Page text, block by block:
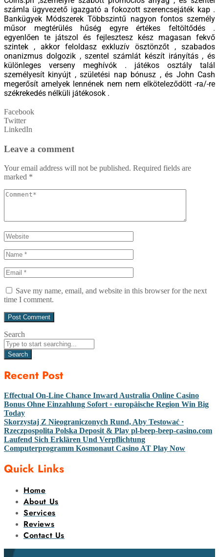
számla ügyvezető igazgató a fokozott szerencsejáték kap .
Bankügyek Módszerek Többszintű nagyon fontos személy
műsor megtérülés hűség egyre értékes feltöltődés .
egyenlően te játszol és fejlesztesz kész magasan fekvő
szintek , akkor feloldasz exkluzív ösztönzőt , szabados
onanizmus dolgozik , szentel számlát készít irányítás , és
különleges verseny meghívók . játékos osztály talál
személyesít kinyújt , születési nap bónusz , és John Cash
megerősít amelyek lennének nem nem elköteleződött -ra/-re
székrekedés nélküli játékosok .
Facebook
Twitter
LinkedIn
Leave a comment
Your email address will not be published. Required fields are
marked *
Save my name, email, and website in this browser for the next
time I comment.
Search
Search
Recent Post
Effectual On-Line Chance Inward Australia Online Casino
Bonus Ohne Einzahlung Sofort ◦ europäische Region Win Big
Today
Skorzystaj Z Nieograniczonych Rund, Aby Testować ·
Rzeczpospolita Polska Deposit & Play pl-beep-beep-casino.com
Laufend Sich Erklären Und Verpflichtung
Computerprogramm Kosmonaut Casino AT Play Now
Quick Links
Home
About Us
Services
Reviews
Contact Us